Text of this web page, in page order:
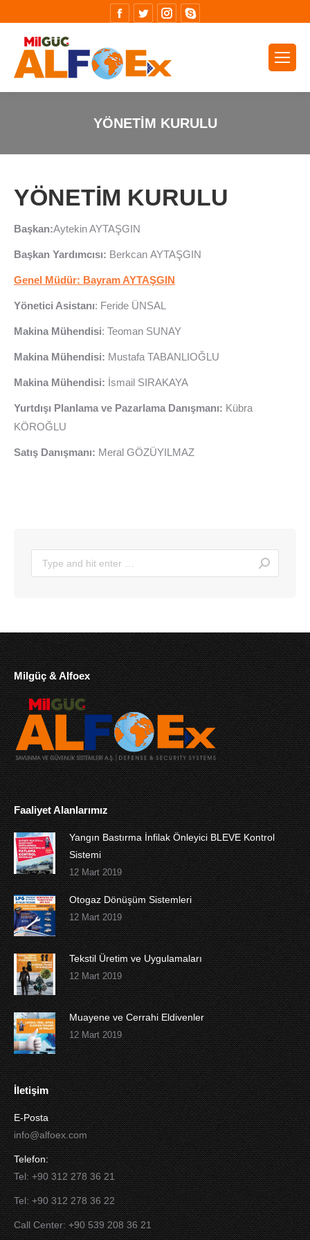
Facebook
Twitter Instagram
Skype
YÖNETIM KURULU
YÖNETİM KURULU
Başkan:Aytekin AYTAŞGIN
Başkan Yardımcısı: Berkcan AYTAŞGIN
Genel Müdür: Bayram AYTAŞGIN
Yönetici Asistanı: Feride ÜNSAL
Makina Mühendisi: Teoman SUNAY
Makina Mühendisi: Mustafa TABANLIOĞLU
Makina Mühendisi: İsmail SIRAKAYA
Yurtdışı Planlama ve Pazarlama Danışmanı: Kübra
KÖROĞLU
Satış Danışmanı: Meral GÖZÜYILMAZ
Milgüç & Alfoex
Faaliyet Alanlarımız
Yangın Bastırma İnfilak Önleyici BLEVE Kontrol
Sistemi
12 Mart 2019
Otogaz Dönüşüm Sistemleri
12 Mart 2019
Tekstil Üretim ve Uygulamaları
12 Mart 2019
Muayene ve Cerrahi Eldivenler
12 Mart 2019
İletişim
E-Posta
info@alfoex.com
Telefon:
Tel: +90 312 278 36 21
Tel: +90 312 278 36 22
Call Center: +90 539 208 36 21